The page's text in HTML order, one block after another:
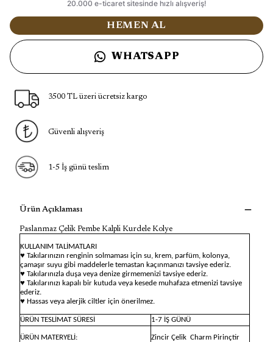
HEMEN AL
WHATSAPP
3500 TL üzeri ücretsiz kargo
Güvenli alışveriş
1-5 İş günü teslim
Ürün Açıklaması
Paslanmaz Çelik Pembe Kalpli Kurdele Kolye
KULLANIM TALİMATLARI
♥ Takılarınızın renginin solmaması için su, krem, parfüm, kolonya,
çamaşır suyu gibi maddelerle temastan kaçınmanızı tavsiye ederiz.
♥ Takılarınızla duşa veya denize girmemenizi tavsiye ederiz.
♥ Takılarınızı kapalı bir kutuda veya kesede muhafaza etmenizi tavsiye
ederiz.
♥ Hassas veya alerjik ciltler için önerilmez.
ÜRÜN TESLİMAT SÜRESİ 1-7 İŞ GÜNÜ
ÜRÜN MATERYELİ: Zincir Çelik Charm Pirinçtir